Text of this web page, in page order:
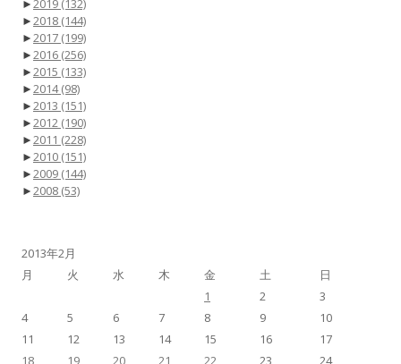
►2019 (132)
►2018 (144)
►2017 (199)
►2016 (256)
►2015 (133)
►2014(98)
►2013 (151)
►2012 (190)
►2011 (228)
►2010 (151)
►2009 (144)
►2008 (53)
2013年2月
月
火 水 木 金 土
日
1
2
3
4
5 6 7 8 9
10
11
12 13 14 15 16
17